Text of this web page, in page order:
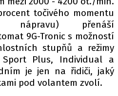
V AKCI
& POHÁRY
SCÉNA
NA |
točivého momentu
přenáší
9G-Tronic s možností
stupňů a režimy
Sport Plus, Individual a
je jen na řidiči, jaký
pod volantem zvolí.